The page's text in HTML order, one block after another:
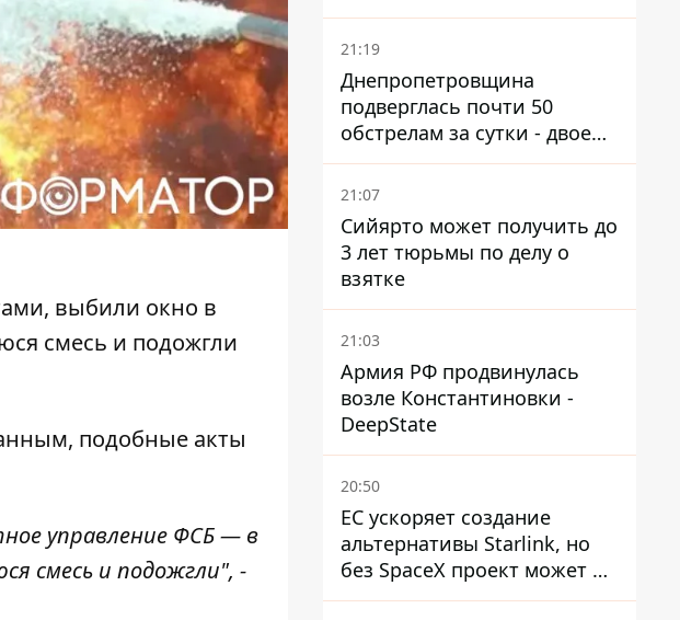
, выбили окно в
смесь и подожгли
подобные акты
управление ФСБ ― в
смесь и подожгли", -
21:19
Днепропетровщина
подверглась почти 50
обстрелам за сутки - двое
погибших, шесть
пострадавших
21:07
Сийярто может получить до
3 лет тюрьмы по делу о
взятке
21:03
Армия РФ продвинулась
возле Константиновки -
DeepState
20:50
ЕС ускоряет создание
альтернативы Starlink, но
без SpaceX проект может не
обойтись